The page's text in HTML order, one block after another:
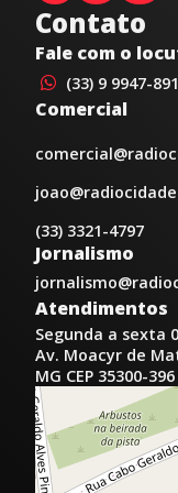
Contato
Fale com o
(33) 9 9947-
Comercial
(33) 3321-4797
Jornalismo
Atendimentos
Segunda a sexta
Av. Moacyr de
MG CEP 35300-396